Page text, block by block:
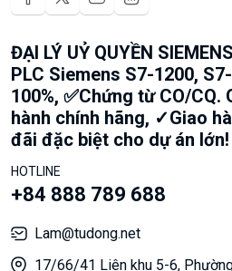
ĐẠI LÝ UỶ QUYỀN
PLC Siemens S7-1200,
100%, ✅Chứng từ CO/CQ.
hành chính hãng, ✓Giao
đãi đặc biệt cho dự án lớn!
HOTLINE
+84 888 789 688
Lam@tudong.net
17/66/41 Liên khu 5-6,